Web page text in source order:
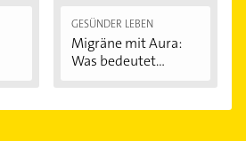
GESÜNDER LEBEN
Migräne mit Aura:
Was bedeutet...